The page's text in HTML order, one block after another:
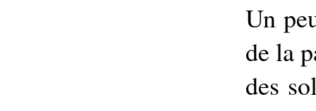
Un
de la
des